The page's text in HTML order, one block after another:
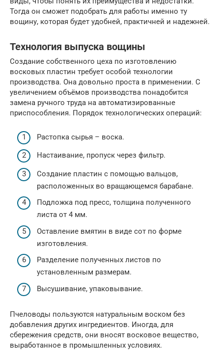
Тогда он сможет подобрать для работы именно ту
вощину, которая будет удобней, практичней и надежней.
Технология выпуска вощины
Создание собственного цеха по изготовлению
восковых пластин требует особой технологии
производства. Она довольно проста в применении. С
увеличением объёмов производства понадобится
замена ручного труда на автоматизированные
приспособления. Порядок технологических операций:
Растопка сырья – воска.
Настаивание, пропуск через фильтр.
Создание пластин с помощью вальцов,
расположенных во вращающемся барабане.
Подложка под пресс, толщина полученного
листа от 4 мм.
Оставление вмятин в виде сот по форме
изготовления.
Разделение полученных листов по
установленным размерам.
Высушивание, упаковывание.
Пчеловоды пользуются натуральным воском без
добавления других ингредиентов. Иногда, для
сбережения средств, они вносят восковое вещество,
выработанное в промышленных условиях.